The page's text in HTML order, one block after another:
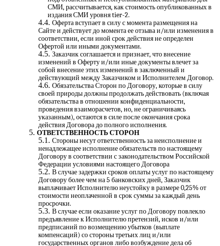
СМИ, рассчитывается, как стоимость опубликованных в
издания СМИ уровня tier-2.
Оферта вступает в силу с момента размещения на
Сайте и действует до момента ее отзыва и/или изменения в
соответствии, если иной срок действия не определен
Офертой или иными документами.
Заказчик соглашается и признает, что внесение
изменений в Оферту и/или иные документы влечет за
собой внесение этих изменений в заключенный и
действующий между Заказчиком и Исполнителем Договор.
Обязательства Сторон по Договору, которые в силу
своей природы должны продолжать действовать (включая
обязательства в отношении конфиденциальности,
проведения взаиморасчетов, но, не ограничиваясь
указанным), остаются в силе после окончания срока
действия Договора до полного исполнения.
ОТВЕТСТВЕННОСТЬ СТОРОН
Стороны несут ответственность за неисполнение и
ненадлежащее исполнение обязательств по настоящему
Договору в соответствии с законодательством Российской
Федерации условиями настоящего Договора
В случае задержки сроков оплаты услуг по настоящему
Договору более чем на 5 банковских дней, Заказчик
выплачивает Исполнителю неустойку в размере 0,25% от
стоимости неоплаченной в срок суммы за каждый день
просрочки.
В случае если оказание услуг по Договору повлекло
предъявление к Исполнителю претензий, исков и/или
предписаний по возмещению убытков (выплате
компенсаций) со стороны третьих лиц и/или
государственных органов либо возбуждение дела об